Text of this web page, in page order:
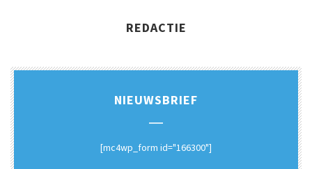
REDACTIE
NIEUWSBRIEF
[mc4wp_form id="166300"]